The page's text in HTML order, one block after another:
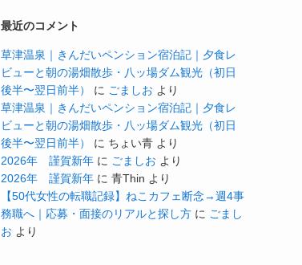
最近のコメント
草津温泉｜きんだいペンション宿泊記｜夕食レ
ビューと朝の湯畑散歩・八ッ場ダム観光（初日
後半〜翌日前半）
に ごましお より
草津温泉｜きんだいペンション宿泊記｜夕食レ
ビューと朝の湯畑散歩・八ッ場ダム観光（初日
後半〜翌日前半）
に ちょい青 より
2026年 謹賀新年 に ごましお より
2026年 謹賀新年 に 青Thin より
【50代女性の転職記録】ねこカフェ断念→週4事
務職へ｜応募・面接のリアルと探し方 に ごまし
お より